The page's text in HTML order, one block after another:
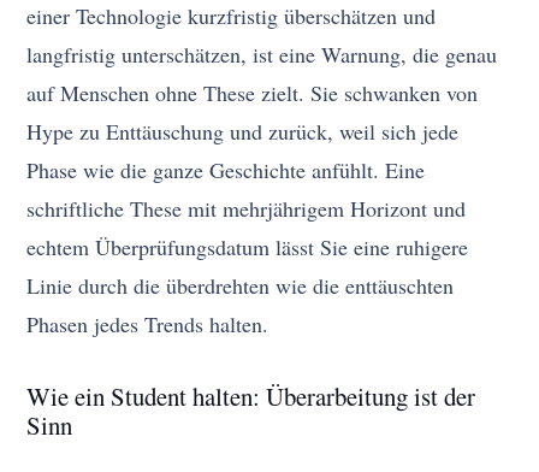
einer Technologie kurzfristig überschätzen und
langfristig unterschätzen, ist eine Warnung, die genau
auf Menschen ohne These zielt. Sie schwanken von
Hype zu Enttäuschung und zurück, weil sich jede
Phase wie die ganze Geschichte anfühlt. Eine
schriftliche These mit mehrjährigem Horizont und
echtem Überprüfungsdatum lässt Sie eine ruhigere
Linie durch die überdrehten wie die enttäuschten
Phasen jedes Trends halten.
Wie ein Student halten: Überarbeitung ist der
Sinn